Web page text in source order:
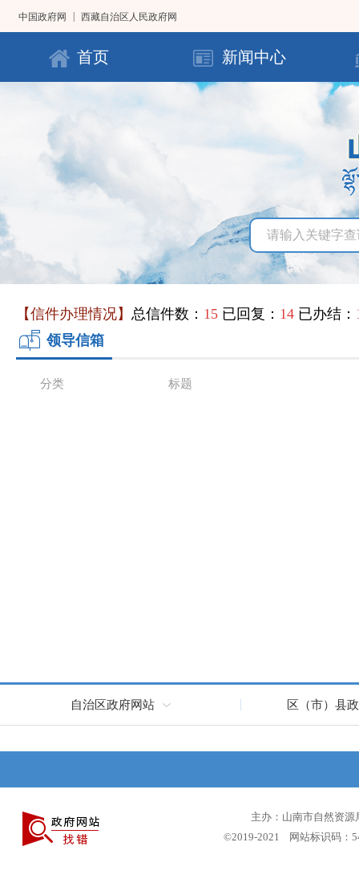
中国政府网 西藏自治区人民政府网
首页 新闻中心
【信件办理情况】 总信件数： 15 已回复： 14 已办结：
领导信箱
分类 标题
自治区政府网站 区（市）县
主办：山南市自然资
©2019-2021 网站标识码：